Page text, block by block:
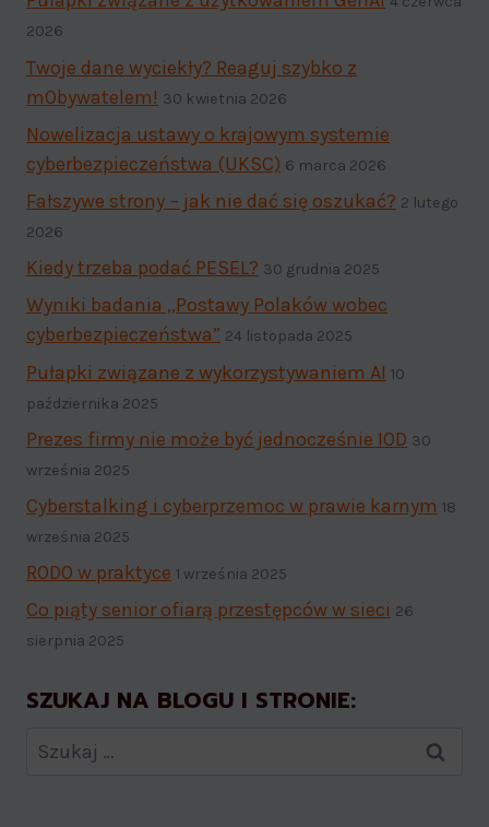
2026
Twoje dane wyciekły? Reaguj szybko z
mObywatelem! 30 kwietnia 2026
Nowelizacja ustawy o krajowym systemie
cyberbezpieczeństwa (UKSC) 6 marca 2026
Fałszywe strony – jak nie dać się oszukać? 2 lutego
2026
Kiedy trzeba podać PESEL? 30 grudnia 2025
Wyniki badania „Postawy Polaków wobec
cyberbezpieczeństwa” 24 listopada 2025
Pułapki związane z wykorzystywaniem AI 10
października 2025
Prezes firmy nie może być jednocześnie IOD 30
września 2025
Cyberstalking i cyberprzemoc w prawie karnym 18
września 2025
RODO w praktyce 1 września 2025
Co piąty senior ofiarą przestępców w sieci 26
sierpnia 2025
SZUKAJ NA BLOGU I STRONIE:
Szukaj: